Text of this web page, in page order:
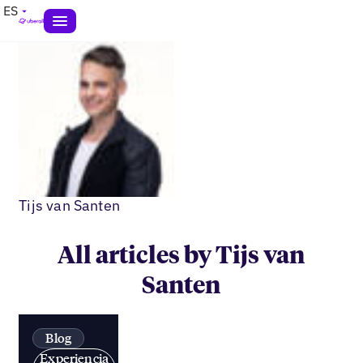
ES
Tijs van Santen
All articles by Tijs van
Santen
Blog
Experiencia